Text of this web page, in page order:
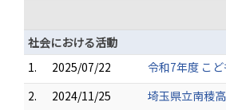
社会における活動
1.
2025/07/22
令和7年度 こ
2.
2024/11/25
埼玉県立南稜